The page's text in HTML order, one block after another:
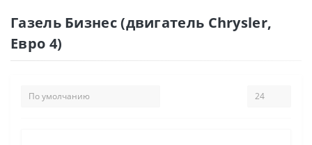
Газель Бизнес (двигатель Chrysler,
Евро 4)